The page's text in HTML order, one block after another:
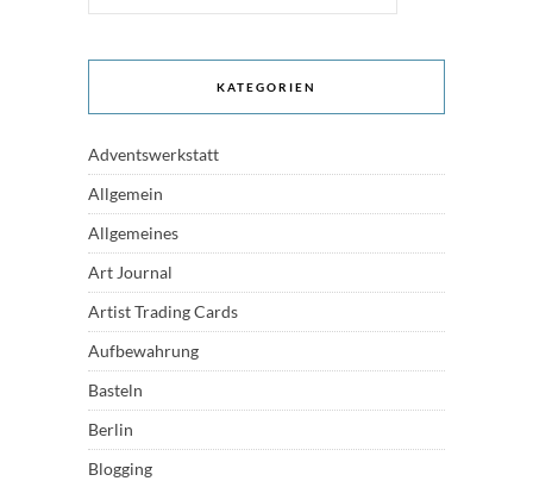
KATEGORIEN
Adventswerkstatt
Allgemein
Allgemeines
Art Journal
Artist Trading Cards
Aufbewahrung
Basteln
Berlin
Blogging